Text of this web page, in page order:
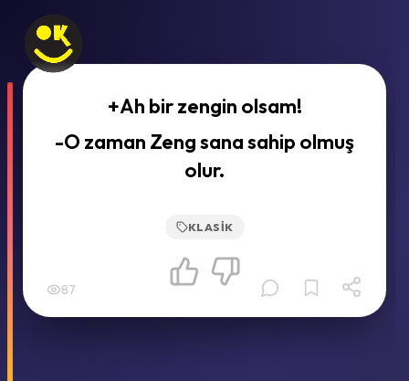
+Ah bir zengin olsam!
-O zaman Zeng sana sahip olmuş
olur.
KLASIK
87